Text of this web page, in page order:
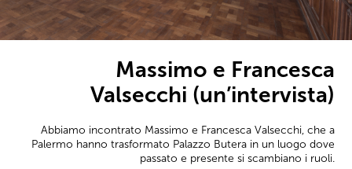
Massimo e Francesca
Valsecchi (un’intervista)
Abbiamo incontrato Massimo e Francesca Valsecchi, che a
Palermo hanno trasformato Palazzo Butera in un luogo dove
passato e presente si scambiano i ruoli.